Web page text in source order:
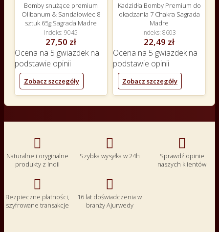
Bomby snużące premium
Olibanum & Sandałowiec 8
sztuk 65g Sagrada Madre
Indeks 9045
27,50 zł
Ocena na 5 gwiazdek na
podstawie opinii
Zobacz szczegóły
Kadzidła Bomby Premium do
okadzania 7 Chakra Sagrada
Madre
Indeks 8603
22,49 zł
Ocena na 5 gwiazdek na
podstawie opinii
Zobacz szczegóły

Naturalne i oryginalne
produkty z Indii

Szybka wysyłka w 24h

Sprawdź opinie
naszych klientów

Bezpieczne płatności,
szyfrowane transakcje

16 lat doświadczenia w
branży Ajurwedy